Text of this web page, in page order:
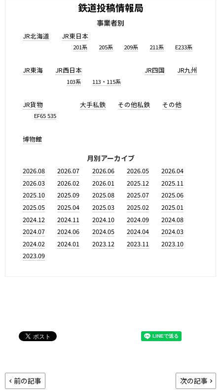
鉄道投稿情報局
事業者別
JR北海道 JR東日本
201系 205系 209系 211系 E233系
JR東海 JR西日本
103系 113・115系
JR四国 JR九州
JR貨物
EF65 535
大手私鉄 その他私鉄 その他
博物館
月別アーカイブ
2026.08 2026.07 2026.06 2026.05
2026.04
2026.03
2026.02 2026.01 2025.12
2025.11
2025.10
2025.09 2025.08 2025.07
2025.06
2025.05
2025.04 2025.03 2025.02
2025.01
2024.12
2024.11 2024.10 2024.09
2024.08
2024.07
2024.06 2024.05 2024.04
2024.03
2024.02
2024.01 2023.12 2023.11
2023.10
2023.09
前の記事 次の記事